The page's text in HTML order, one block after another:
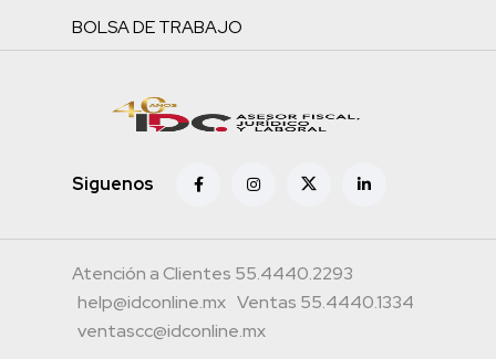
BOLSA DE TRABAJO
Siguenos
Atención a Clientes 55.4440.2293
help@idconline.mx Ventas 55.4440.1334
ventascc@idconline.mx